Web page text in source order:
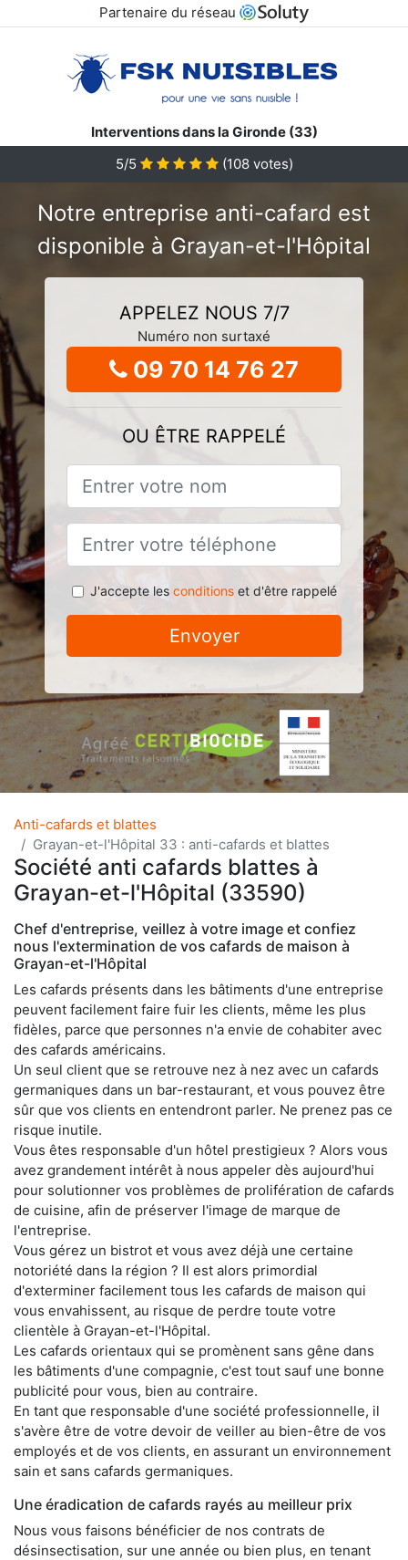
Partenaire du réseau
Interventions dans la Gironde (33)
5/5
(108votes)
Notre entreprise anti-cafard est
disponible à Grayan-et-l'Hôpital
APPELEZ NOUS 7/7
Numéro non surtaxé
09 70 14 76 27
OU ÊTRE RAPPELÉ
J'accepte les conditionset d'être rappelé
Envoyer
Anti-cafards et blattes
Grayan-et-l'Hôpital 33 : anti-cafards et blattes
Société anti cafards blattes à
Grayan-et-l'Hôpital (33590)
Chef d'entreprise, veillez à votre image et confiez
nous l'extermination de vos cafards de maison à
Grayan-et-l'Hôpital
Les cafards présents dans les bâtiments d'une entreprise
peuvent facilement faire fuir les clients, même les plus
fidèles, parce que personnes n'a envie de cohabiter avec
des cafards américains.
Un seul client que se retrouve nez à nez avec un cafards
germaniques dans un bar-restaurant, et vous pouvez être
sûr que vos clients en entendront parler. Ne prenez pas ce
risque inutile.
Vous êtes responsable d'un hôtel prestigieux ? Alors vous
avez grandement intérêt à nous appeler dès aujourd'hui
pour solutionner vos problèmes de prolifération de cafards
de cuisine, afin de préserver l'image de marque de
l'entreprise.
Vous gérez un bistrot et vous avez déjà une certaine
notoriété dans la région ? Il est alors primordial
d'exterminer facilement tous les cafards de maison qui
vous envahissent, au risque de perdre toute votre
clientèle à Grayan-et-l'Hôpital.
Les cafards orientaux qui se promènent sans gêne dans
les bâtiments d'une compagnie, c'est tout sauf une bonne
publicité pour vous, bien au contraire.
En tant que responsable d'une société professionnelle, il
s'avère être de votre devoir de veiller au bien-être de vos
employés et de vos clients, en assurant un environnement
sain et sans cafards germaniques.
Une éradication de cafards rayés au meilleur prix
Nous vous faisons bénéficier de nos contrats de
désinsectisation, sur une année ou bien plus, en tenant